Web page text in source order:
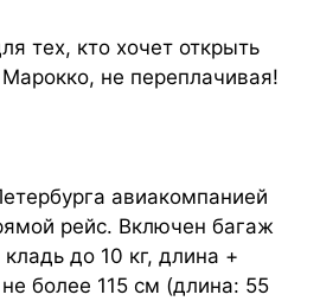
тех, кто хочет открыть
не переплачивая!
авиакомпанией
рейс. Включен багаж
до 10 кг, длина +
более 115 см (длина: 55